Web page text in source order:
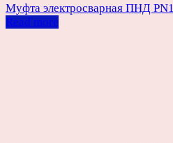
Муфта электросварная ПНД
Read more